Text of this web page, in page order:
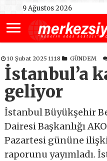
9 Ağustos 2026
10 Şubat 2025 11:18 GÜNDEM
İstanbul’a
geliyor
İstanbul Büyükşehir
Dairesi Başkanlığı
Pazartesi gününe
raporunu yayımladı.